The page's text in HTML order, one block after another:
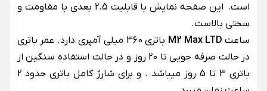
است. این صفحه نمایش با قابلیت 2.5 بعدی با مقاومت و
سختی بالاست.
ساعت M2 Max LTD
باتری 360 میلی آمپری دارد. عمر باتری
در حالت صرفه جویی تا 20 روز و در حالت استفاده سنگین از
باتری 3 تا 5 روز میباشد . و برای شارژ کامل باتری حدود 2